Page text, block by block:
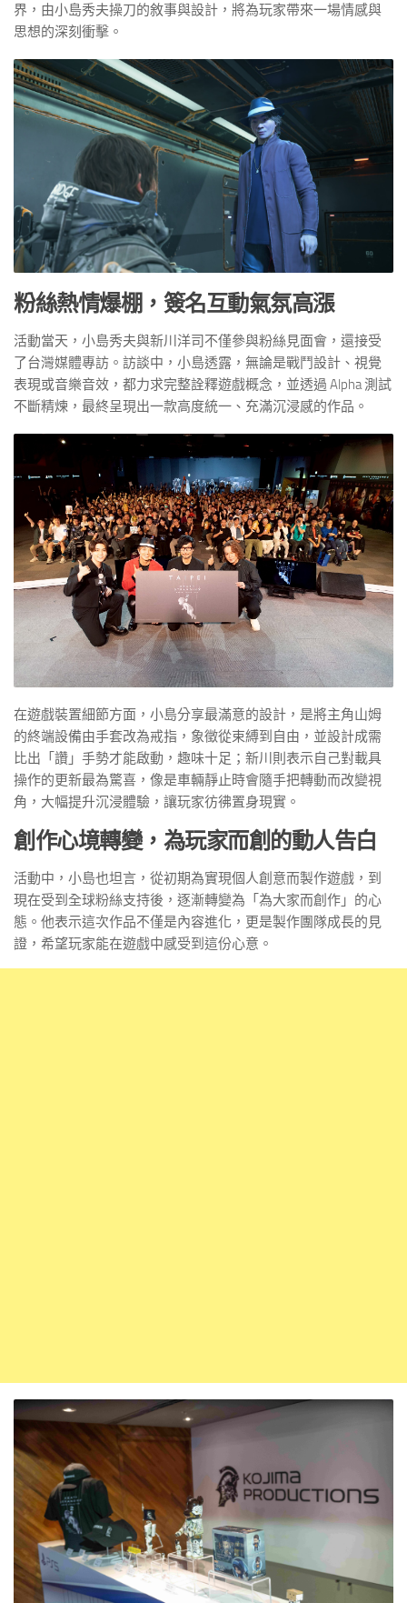
界，由小島秀夫操刀的敘事與設計，將為玩家帶來一場情感與
思想的深刻衝擊。
粉絲熱情爆棚，簽名互動氣氛高漲
活動當天，小島秀夫與新川洋司不僅參與粉絲見面會，還接受
了台灣媒體專訪。訪談中，小島透露，無論是戰鬥設計、視覺
表現或音樂音效，都力求完整詮釋遊戲概念，並透過 Alpha 測試
不斷精煉，最終呈現出一款高度統一、充滿沉浸感的作品。
在遊戲裝置細節方面，小島分享最滿意的設計，是將主角山姆
的終端設備由手套改為戒指，象徵從束縛到自由，並設計成需
比出「讚」手勢才能啟動，趣味十足；新川則表示自己對載具
操作的更新最為驚喜，像是車輛靜止時會隨手把轉動而改變視
角，大幅提升沉浸體驗，讓玩家彷彿置身現實。
創作心境轉變，為玩家而創的動人告白
活動中，小島也坦言，從初期為實現個人創意而製作遊戲，到
現在受到全球粉絲支持後，逐漸轉變為「為大家而創作」的心
態。他表示這次作品不僅是內容進化，更是製作團隊成長的見
證，希望玩家能在遊戲中感受到這份心意。